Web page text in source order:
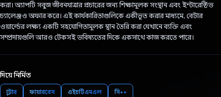
করা। অ্যাপটি সবুজ জীবনযাত্রার প্রচারের জন্য শিক্ষামূলক সংস্থান এবং ইন্টারেক্টিভ
চ্যালেঞ্জও অফার করে। এই কার্যকারিতাগুলিকে একীভূত করার মাধ্যমে, বেটার
ওয়ার্ল্ডের লক্ষ্য একটি সহযোগিতামূলক স্থান তৈরি করা যেখানে ব্যক্তি এবং
সম্প্রদায়গুলি আরও টেকসই ভবিষ্যতের দিকে একসাথে কাজ করতে পারে।
দিয়ে নির্মিত
ফ্লাটার ফায়ারবেস এইচটিএমএল সি++